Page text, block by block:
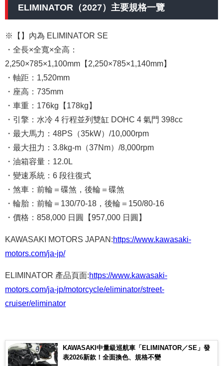
ELIMINATOR（2027）主要規格一覽
※【】內為 ELIMINATOR SE
・全長×全寬×全高：
2,250×785×1,100mm【2,250×785×1,140mm】
・軸距：1,520mm
・座高：735mm
・車重：176kg【178kg】
・引擎：水冷 4 行程並列雙缸 DOHC 4 氣門 398cc
・最大馬力：48PS（35kW）/10,000rpm
・最大扭力：3.8kg-m（37Nm）/8,000rpm
・油箱容量：12.0L
・變速系統：6 段往復式
・煞車：前輪＝碟煞，後輪＝碟煞
・輪胎：前輪＝130/70-18，後輪＝150/80-16
・價格：858,000 日圓【957,000 日圓】
KAWASAKI MOTORS JAPAN:https://www.kawasaki-
motors.com/ja-jp/
ELIMINATOR 產品頁面:https://www.kawasaki-
motors.com/ja-jp/motorcycle/eliminator/street-
cruiser/eliminator
KAWASAKI中量級巡航車「ELIMINATOR／SE」發
表2026新款！全面換色、規格不變